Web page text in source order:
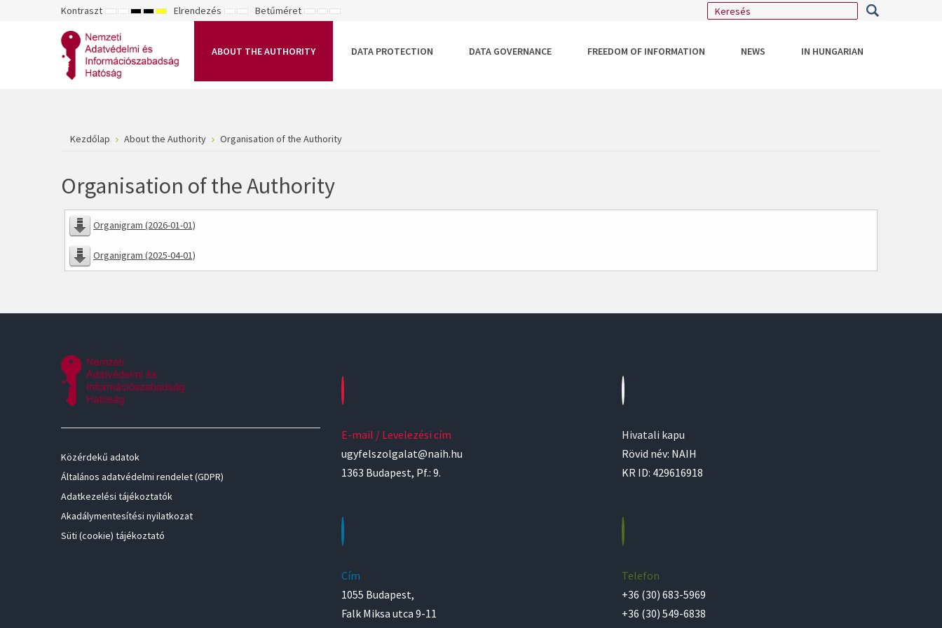
Kontraszt ALAPÉRTELMEZETT
ÉJSZAKAI
NAGY
FEHÉR
MÓD
NAGY
KONTRASZTÚ
SÁRGA
MÓD
NAGY
KONTRASZTÚ
MÓD
Elrendezés RÖGZÍTETT
ELRENDEZÉS
SZÉLES
ELRENDEZÉS
Betűméret KISEBB
BETŰTÍPUS
ALAPÉRTELMEZETT
BETŰMÉRET
NAGYOBB
ABOUT THE AUTHORITY
DATA PROTECTION DATA GOVERNANCE FREEDOM OF INFORMATION NEWS IN HUNGARIAN
Kezdőlap About the Authority Organisation of the Authority
Organisation of the Authority
Organigram (2026-01-01)
Organigram (2025-04-01)
Közérdekű adatok
Általános adatvédelmi rendelet (GDPR)
Adatkezelési tájékoztatók
Akadálymentesítési nyilatkozat
Süti (cookie) tájékoztató
E-mail / Levelezési cím
ugyfelszolgalat@naih.hu
1363 Budapest, Pf.: 9.
Cím
1055 Budapest,
Falk Miksa utca 9-11
Hivatali kapu
Rövid név: NAIH
KR ID: 429616918
Telefon
+36 (30) 683-5969
+36 (30) 549-6838